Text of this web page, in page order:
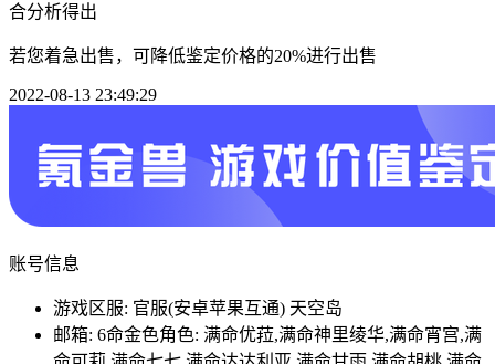
合分析得出
若您着急出售，可降低鉴定价格的20%进行出售
2022-08-13 23:49:29
账号信息
游戏区服: 官服(安卓苹果互通) 天空岛
邮箱: 6命金色角色: 满命优菈,满命神里绫华,满命宵宫,满